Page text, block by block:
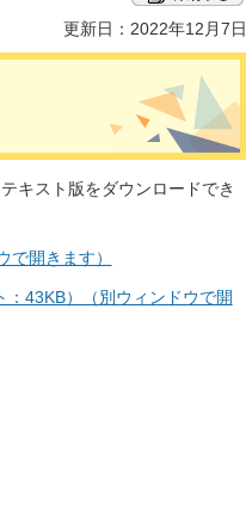
更新日：2022年12月7日
キスト版をダウンロードでき
開きます）
：43KB）（別ウィンドウで開